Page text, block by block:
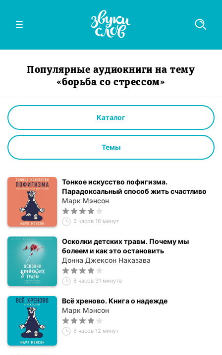
Популярные аудиокниги на тему
«борьба со стрессом»
Каталог
Темы
Тонкое искусство пофигизма.
Парадоксальный способ жить счастливо
Марк Мэнсон
5 часов 16 минут
Осколки детских травм. Почему мы
болеем и как это остановить
Донна Джексон Наказава
8 часов 31 минута
Всё хреново. Книга о надежде
Марк Мэнсон
8 часов 12 минут